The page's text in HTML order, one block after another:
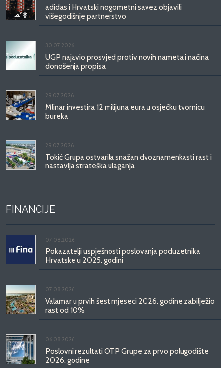
adidas i Hrvatski nogometni savez objavili
višegodišnje partnerstvo
30.07.2026.
UGP najavio prosvjed protiv novih nameta i načina
donošenja propisa
29.07.2026.
Mlinar investira 12 milijuna eura u osječku tvornicu
bureka
29.07.2026.
Tokić Grupa ostvarila snažan dvoznamenkasti rast i
nastavlja strateška ulaganja
FINANCIJE
07.08.2026.
Pokazatelji uspješnosti poslovanja poduzetnika
Hrvatske u 2025. godini
07.08.2026.
Valamar u prvih šest mjeseci 2026. godine zabilježio
rast od 10%
06.08.2026.
Poslovni rezultati OTP Grupe za prvo polugodište
2026. godine